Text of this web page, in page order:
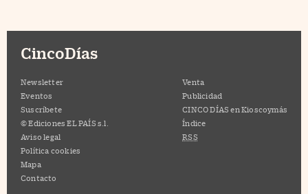
CincoDías
Newsletter
Eventos
Suscríbete
© Ediciones EL PAÍS s.l.
Aviso legal
Política cookies
Mapa
Contacto
Venta
Publicidad
CINCO DÍAS en Kioscoymás
Índice
RSS